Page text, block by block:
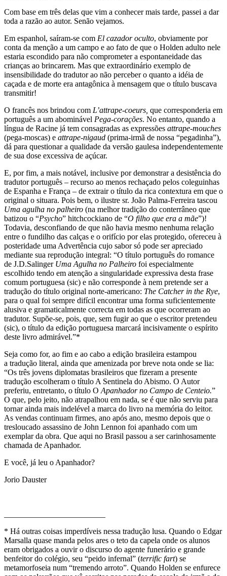
Com base em três delas que vim a conhecer mais tarde, passei a dar
toda a razão ao autor. Senão vejamos.
Em espanhol, saíram-se com El cazador oculto, obviamente por
conta da menção a um campo e ao fato de que o Holden adulto nele
estaria escondido para não comprometer a espontaneidade das
crianças ao brincarem. Mas que extraordinário exemplo de
insensibilidade do tradutor ao não perceber o quanto a idéia de
caçada e de morte era antagônica à mensagem que o título buscava
transmitir!
O francês nos brindou com L’attrape-coeurs, que corresponderia em
português a um abominável Pega-corações. No entanto, quando a
língua de Racine já tem consagradas as expressões attrape-mouches
(pega-moscas) e attrape-nigaud (prima-irmã de nossa “pegadinha”),
dá para questionar a qualidade da versão gaulesa independentemente
de sua dose excessiva de açúcar.
E, por fim, a mais notável, inclusive por demonstrar a desistência do
tradutor português – recurso ao menos rechaçado pelos coleguinhas
de Espanha e França – de extrair o título da rica contextura em que o
original o situara. Pois bem, o ilustre sr. João Palma-Ferreira tascou
Uma agulha no palheiro (na melhor tradição do conterrâneo que
batizou o “Psycho” hitchcockiano de “O filho que era a mãe”)!
Todavia, desconfiando de que não havia mesmo nenhuma relação
entre o fundilho das calças e o orifício por elas protegido, ofereceu à
posteridade uma Advertência cujo sabor só pode ser apreciado
mediante sua reprodução integral: “O título português do romance
de J.D.Salinger Uma Agulha no Palheiro foi especialmente
escolhido tendo em atenção a singularidade expressiva desta frase
comum portuguesa (sic) e não corresponde à nem pretende ser a
tradução do título original norte-americano: The Catcher in the Rye,
para o qual foi sempre difícil encontrar uma forma suficientemente
alusiva e gramaticalmente correcta em todas as que ocorreram ao
tradutor. Supõe-se, pois, que, sem fugir ao que o escritor pretendeu
(sic), o título da edição portuguesa marcará incisivamente o espírito
deste livro admirável.”*
Seja como for, ao fim e ao cabo a edição brasileira estampou
a tradução literal, ainda que amenizada por breve nota onde se lia:
“Os três jovens diplomatas brasileiros que fizeram a presente
tradução escolheram o título A Sentinela do Abismo. O Autor
preferiu, entretanto, o título O Apanhador no Campo de Centeio.”
O que, pelo jeito, não atrapalhou em nada, se é que não serviu para
tornar ainda mais indelével a marca do livro na memória do leitor.
As vendas continuam firmes, ano após ano, mesmo depois que o
tresloucado assassino de John Lennon foi apanhado com um
exemplar da obra. Que aqui no Brasil passou a ser carinhosamente
chamada de Apanhador.
E você, já leu o Apanhador?
Jorio Dauster
* Há outras coisas imperdíveis nessa tradução lusa. Quando o Edgar
Marsalla quase manda pelos ares o teto da capela onde os alunos
eram obrigados a ouvir o discurso do agente funerário e grande
benfeitor do colégio, seu “peido infernal” (terrific fart) se
metamorfoseia num “tremendo arroto”. Quando Holden se enfurece